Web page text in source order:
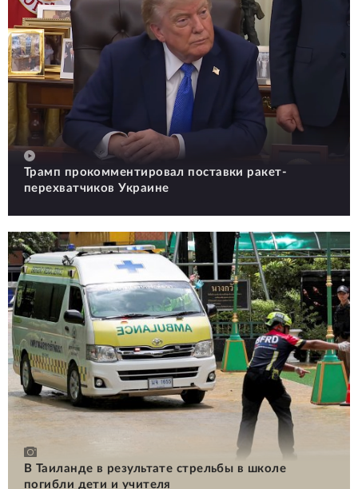
Трамп прокомментировал поставки ракет-
перехватчиков Украине
В Таиланде в результате стрельбы в школе
погибли дети и учителя